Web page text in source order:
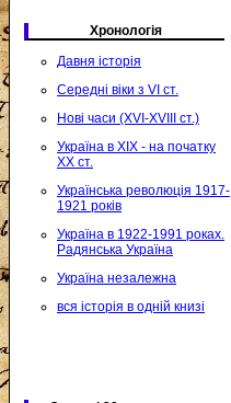
Хронологія
Давня історія
Середні віки з VI ст.
Нові часи (XVI-XVIII ст.)
Україна в XIX - на початку
XX ст.
Українська революція 1917-
1921 років
Україна в 1922-1991 роках.
Радянська Україна
Україна незалежна
вся історія в одній книзі